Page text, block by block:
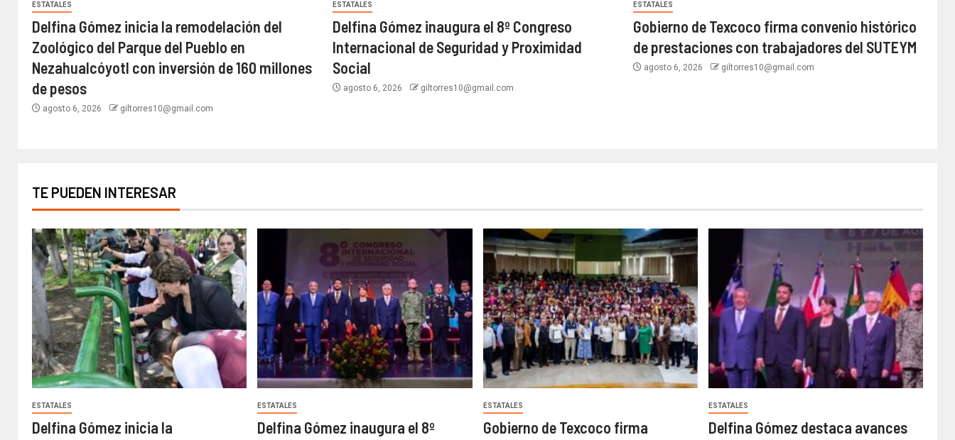
ESTATALES
Delfina Gómez inicia la remodelación del
Zoológico del Parque del Pueblo en
Nezahualcóyotl con inversión de 160 millones
de pesos
agosto 6, 2026 giltorres10@gmail.com
ESTATALES
Delfina Gómez inaugura el 8º Congreso
Internacional de Seguridad y Proximidad
Social
agosto 6, 2026 giltorres10@gmail.com
ESTATALES
Gobierno de Texcoco firma convenio histórico
de prestaciones con trabajadores del SUTEYM
agosto 6, 2026 giltorres10@gmail.com
TE PUEDEN INTERESAR
ESTATALES
Delfina Gómez inicia la
ESTATALES
Delfina Gómez inaugura el 8º
ESTATALES
Gobierno de Texcoco firma
ESTATALES
Delfina Gómez destaca avances